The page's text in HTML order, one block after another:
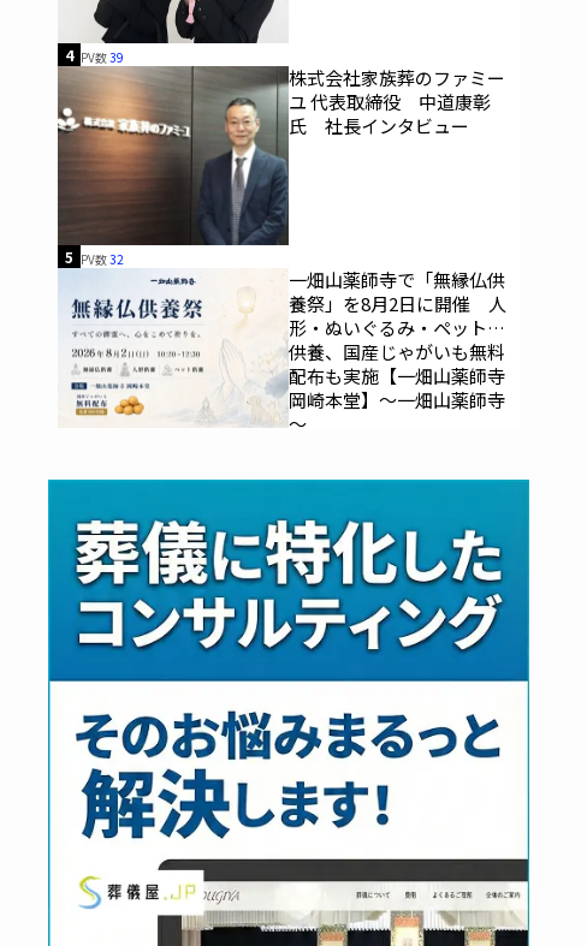
4 PV数39
株式会社家族葬のファミー
ユ 代表取締役 中道康彰
氏 社長インタビュー
5 PV数32
一畑山薬師寺で「無縁仏供
養祭」を8月2日に開催 人
形・ぬいぐるみ・ペットの
供養、国産じゃがいも無料
配布も実施【一畑山薬師寺
岡崎本堂】～一畑山薬師寺
～